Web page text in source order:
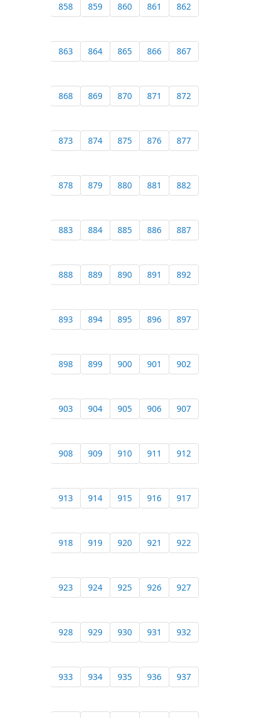
858 859 860 861 862
863 864 865 866 867
868 869 870 871 872
873 874 875 876 877
878 879 880 881 882
883 884 885 886 887
888 889 890 891 892
893 894 895 896 897
898 899 900 901 902
903 904 905 906 907
908 909 910 911 912
913 914 915 916 917
918 919 920 921 922
923 924 925 926 927
928 929 930 931 932
933 934 935 936 937